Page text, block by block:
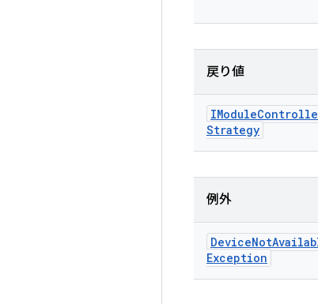
戻り値
IModule
Strategy
例外
DeviceNot
Exception